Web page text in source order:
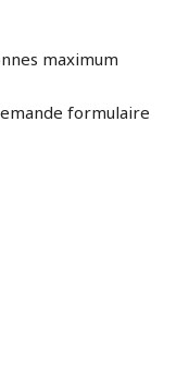
maximum
formulaire